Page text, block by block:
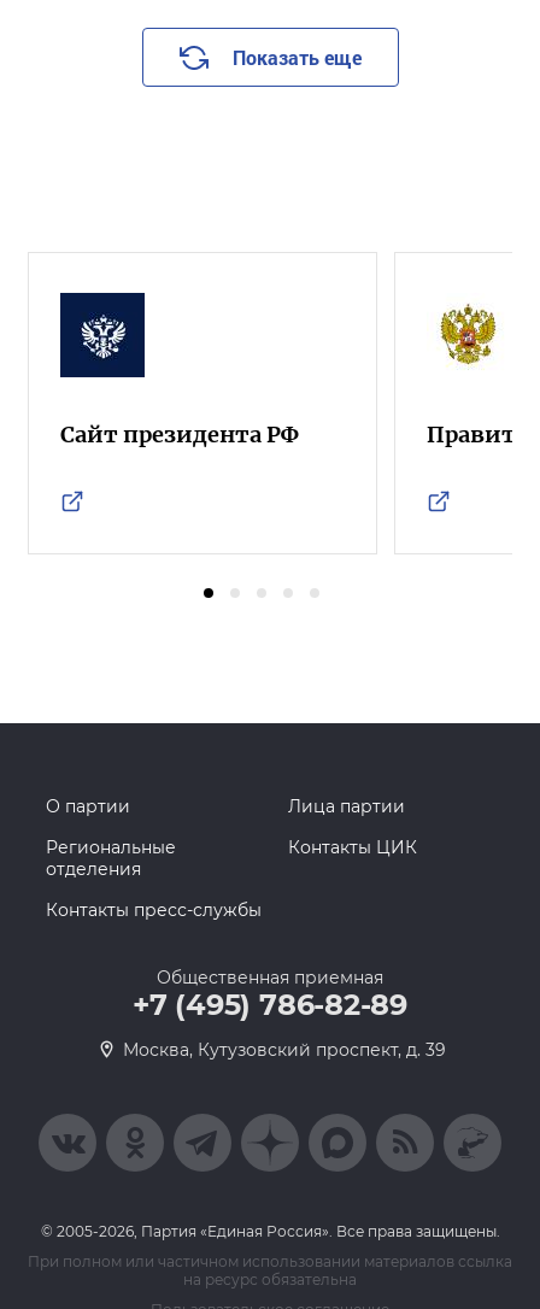
Показать еще
Сайт президента РФ
О партии
Лица партии
Региональные
отделения
Контакты ЦИК
Контакты пресс-службы
Общественная приемная
+7 (495) 786-82-89
Москва, Кутузовский проспект, д. 39
© 2005-2026, Партия «Единая Россия». Все права защищены.
При полном или частичном использовании материалов ссылка
на ресурс обязательна